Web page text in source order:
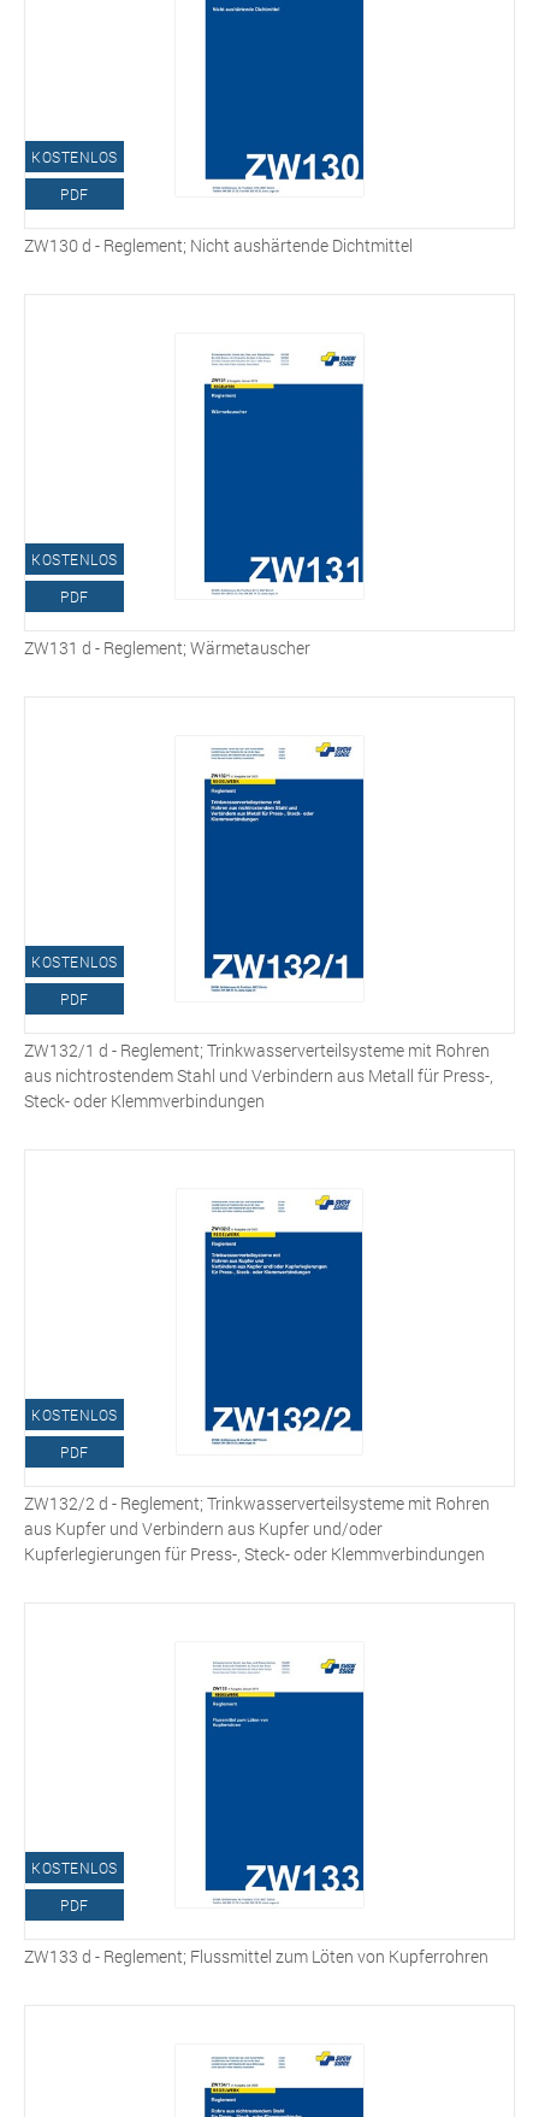
KOSTENLOS
PDF
ZW130 d - Reglement; Nicht aushärtende Dichtmittel
KOSTENLOS
PDF
ZW131 d - Reglement; Wärmetauscher
KOSTENLOS
PDF
ZW132/1 d - Reglement; Trinkwasserverteilsysteme mit Rohren
aus nichtrostendem Stahl und Verbindern aus Metall für Press-,
Steck- oder Klemmverbindungen
KOSTENLOS
PDF
ZW132/2 d - Reglement; Trinkwasserverteilsysteme mit Rohren
aus Kupfer und Verbindern aus Kupfer und/oder
Kupferlegierungen für Press-, Steck- oder Klemmverbindungen
KOSTENLOS
PDF
ZW133 d - Reglement; Flussmittel zum Löten von Kupferrohren